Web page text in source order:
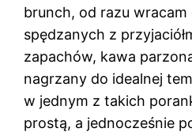
brunch, od razu
spędzanych z
zapachów, kawa
nagrzany do idealnej
w jednym z takich
prostą, a jednocześnie